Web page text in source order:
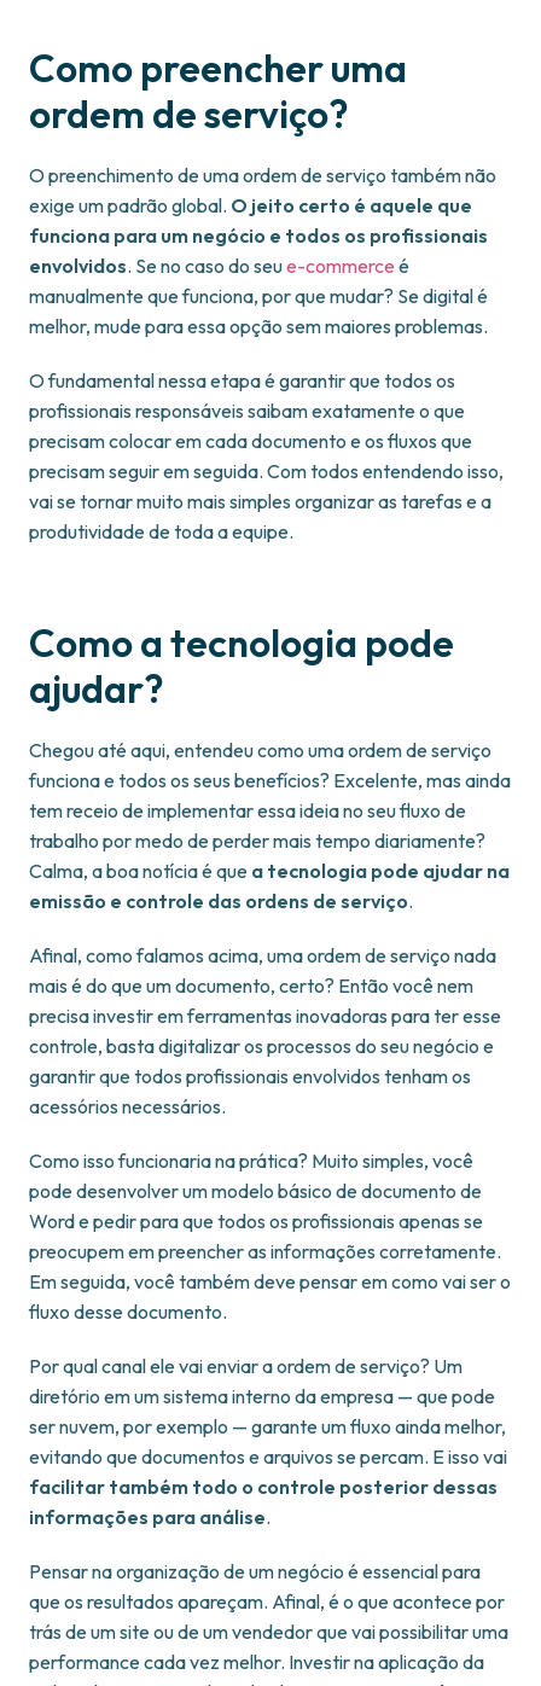
Como preencher uma
ordem de serviço?
O preenchimento de uma ordem de serviço também não
exige um padrão global. O jeito certo é aquele que
funciona para um negócio e todos os profissionais
envolvidos. Se no caso do seue-commerce é
manualmente que funciona, por que mudar? Se digital é
melhor, mude para essa opção sem maiores problemas.
O fundamental nessa etapa é garantir que todos os
profissionais responsáveis saibam exatamente o que
precisam colocar em cada documento e os fluxos que
precisam seguir em seguida. Com todos entendendo isso,
vai se tornar muito mais simples organizar as tarefas e a
produtividade de toda a equipe.
Como a tecnologia pode
ajudar?
Chegou até aqui, entendeu como uma ordem de serviço
funciona e todos os seus benefícios? Excelente, mas ainda
tem receio de implementar essa ideia no seu fluxo de
trabalho por medo de perder mais tempo diariamente?
Calma, a boa notícia é que a tecnologia pode ajudar na
emissão e controle das ordens de serviço.
Afinal, como falamos acima, uma ordem de serviço nada
mais é do que um documento, certo? Então você nem
precisa investir em ferramentas inovadoras para ter esse
controle, basta digitalizar os processos do seu negócio e
garantir que todos profissionais envolvidos tenham os
acessórios necessários.
Como isso funcionaria na prática? Muito simples, você
pode desenvolver um modelo básico de documento de
Word e pedir para que todos os profissionais apenas se
preocupem em preencher as informações corretamente.
Em seguida, você também deve pensar em como vai ser o
fluxo desse documento.
Por qual canal ele vai enviar a ordem de serviço? Um
diretório em um sistema interno da empresa — que pode
ser nuvem, por exemplo — garante um fluxo ainda melhor,
evitando que documentos e arquivos se percam. E isso vai
facilitar também todo o controle posterior dessas
informações para análise.
Pensar na organização de um negócio é essencial para
que os resultados apareçam. Afinal, é o que acontece por
trás de um site ou de um vendedor que vai possibilitar uma
performance cada vez melhor. Investir na aplicação da